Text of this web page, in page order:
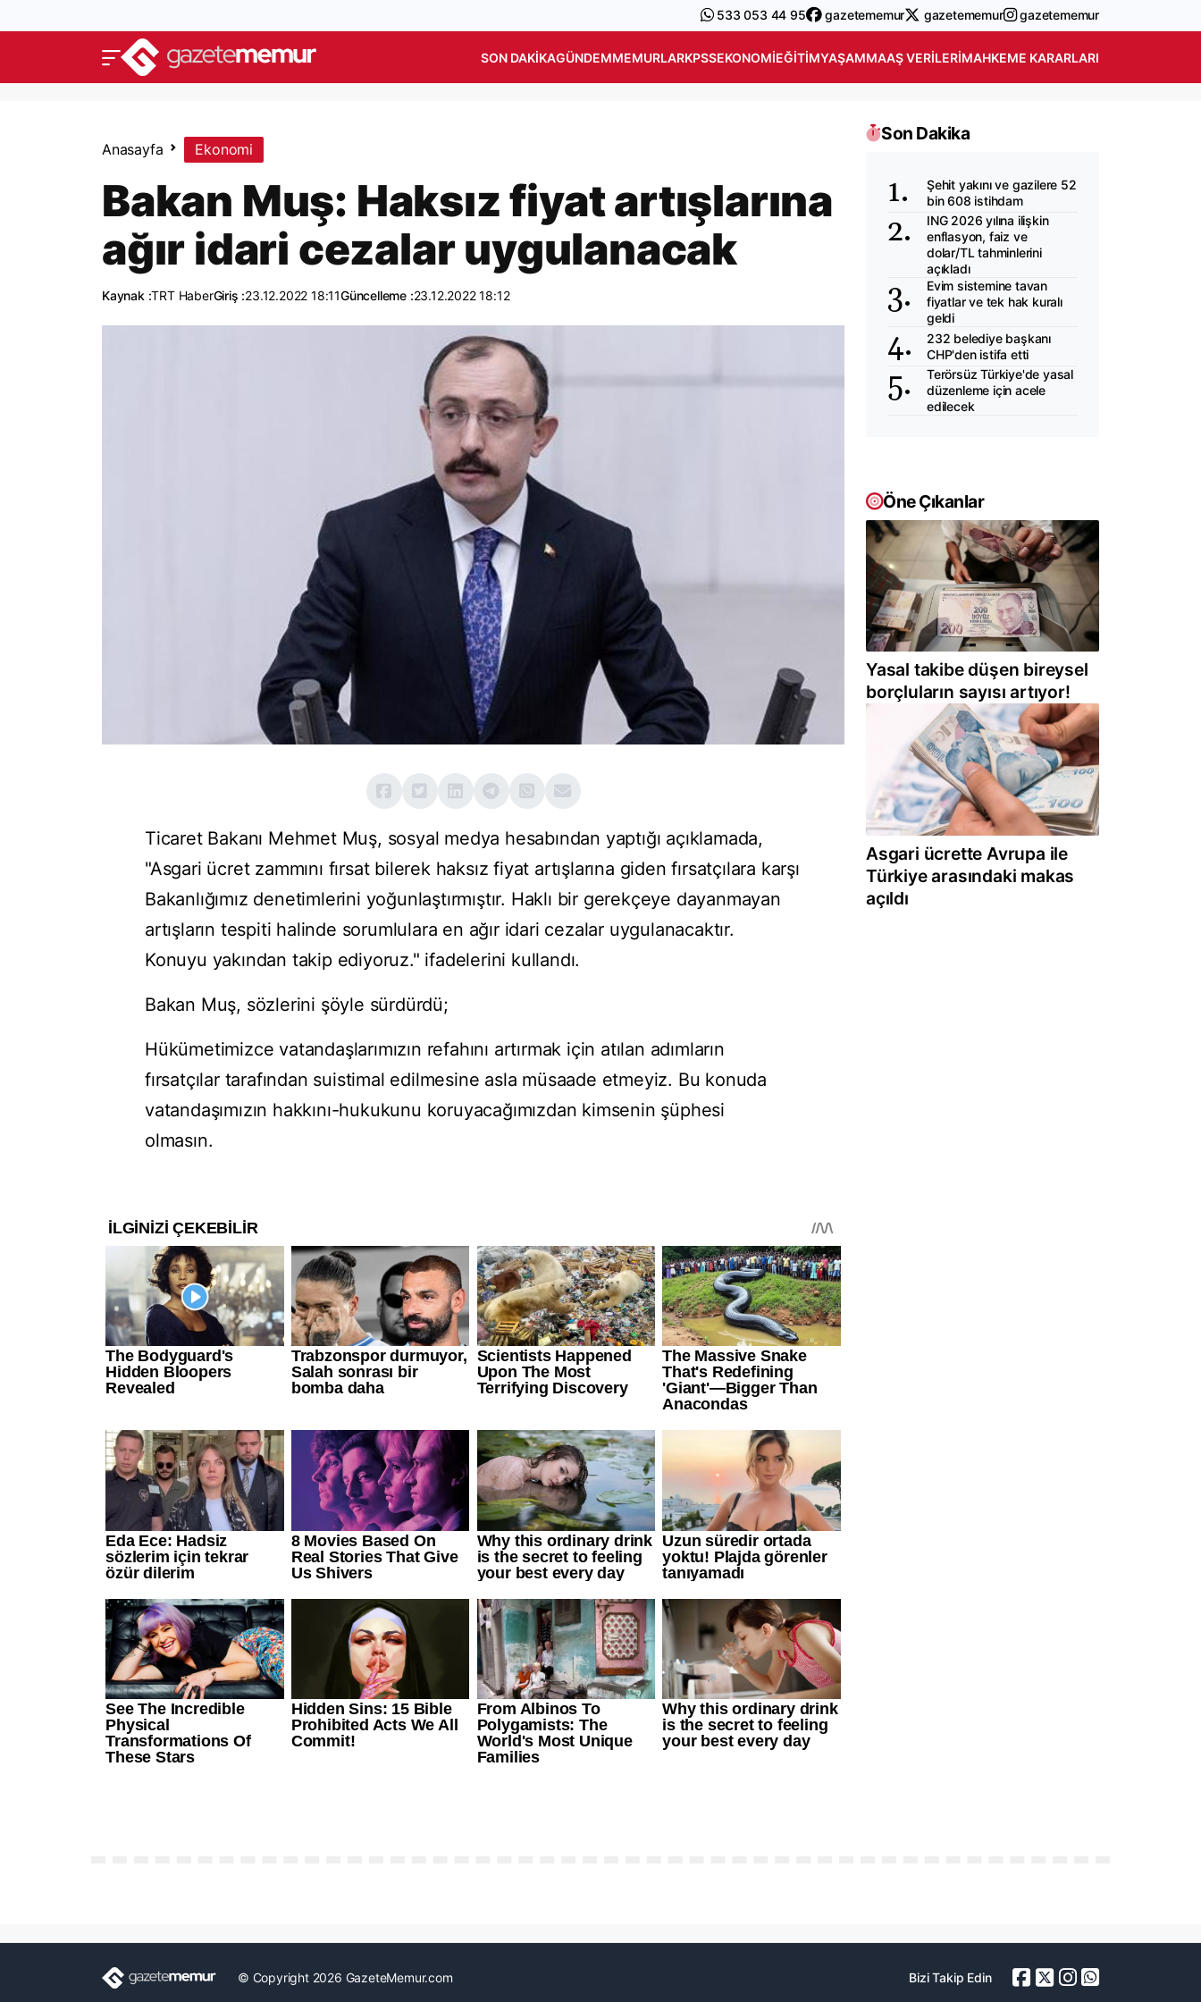
533 053 44 95 gazetememur gazetememur gazetememur
SON DAKIKAGÜNDEMMEMURLARKPSSEKONOMIEĞITIMYAŞAMMAAŞ VERILERIMAHKEME KARARLARI
Anasayfa Ekonomi
Bakan Muş: Haksız fiyat artışlarına
ağır idari cezalar uygulanacak
Kaynak :TRT HaberGiriş :23.12.2022 18:11Güncelleme :23.12.2022 18:12
Ticaret Bakanı Mehmet Muş, sosyal medya hesabından yaptığı açıklamada,
"Asgari ücret zammını fırsat bilerek haksız fiyat artışlarına giden fırsatçılara karşı
Bakanlığımız denetimlerini yoğunlaştırmıştır. Haklı bir gerekçeye dayanmayan
artışların tespiti halinde sorumlulara en ağır idari cezalar uygulanacaktır.
Konuyu yakından takip ediyoruz." ifadelerini kullandı.
Bakan Muş, sözlerini şöyle sürdürdü;
Hükümetimizce vatandaşlarımızın refahını artırmak için atılan adımların
fırsatçılar tarafından suistimal edilmesine asla müsaade etmeyiz. Bu konuda
vatandaşımızın hakkını-hukukunu koruyacağımızdan kimsenin şüphesi
olmasın.
Son Dakika
Şehit yakını ve gazilere 52
bin 608 istihdam
ING 2026 yılına ilişkin
enflasyon, faiz ve
dolar/TL tahminlerini
açıkladı
Evim sistemine tavan
fiyatlar ve tek hak kuralı
geldi
232 belediye başkanı
CHP'den istifa etti
Terörsüz Türkiye'de yasal
düzenleme için acele
edilecek
Öne Çıkanlar
Yasal takibe düşen bireysel
borçluların sayısı artıyor!
Asgari ücrette Avrupa ile
Türkiye arasındaki makas
açıldı
© Copyright 2026 GazeteMemur.com Bizi Takip Edin